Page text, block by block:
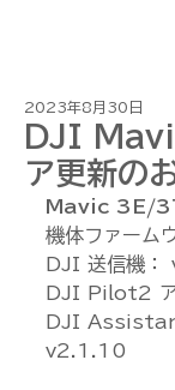
DJI
ア更新
2023年8月30日
Mavic 3E/
機体ファー
DJI 送信機
DJI Pilot2
DJI
v2.1.10